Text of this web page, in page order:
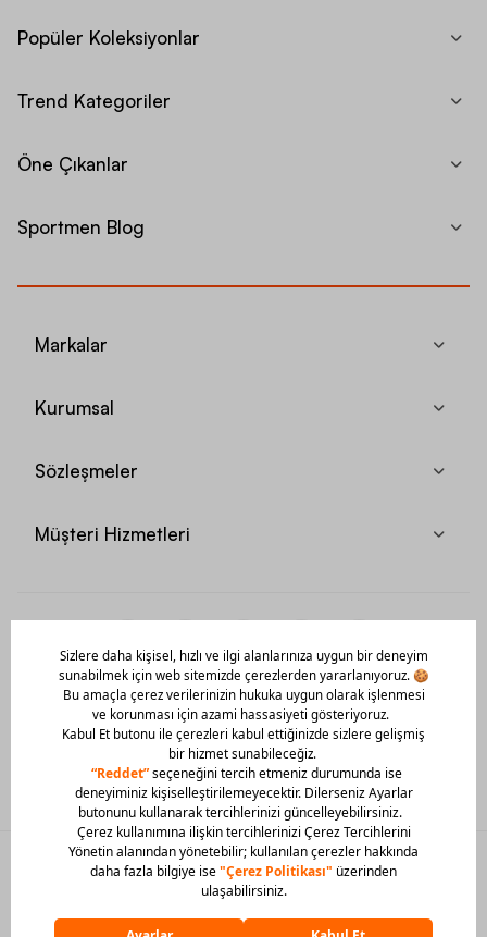
Popüler Koleksiyonlar
Trend Kategoriler
Öne Çıkanlar
Sportmen Blog
Markalar
Kurumsal
Sözleşmeler
Müşteri Hizmetleri
Mobil Uygulamamızı Hemen İndir!